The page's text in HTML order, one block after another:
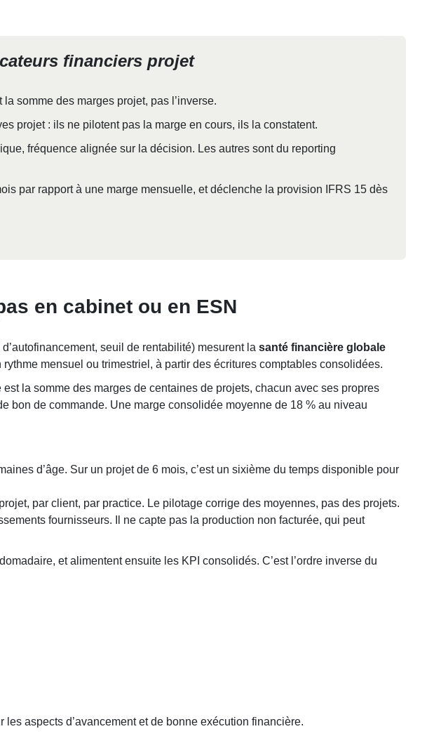
financiers projet
somme des marges projet, pas l’inverse.
projet : ils ne pilotent pas la marge en cours, ils la constatent.
fréquence alignée sur la décision. Les autres sont du reporting
par rapport à une marge mensuelle, et déclenche la provision IFRS 15 dès
en cabinet ou en ESN
seuil de rentabilité) mesurent la santé financière globale
mensuel ou trimestriel, à partir des écritures comptables consolidées.
la somme des marges de centaines de projets, chacun avec ses propres
bon de commande. Une marge consolidée moyenne de 18 % au niveau
d’âge. Sur un projet de 6 mois, c’est un sixième du temps disponible pour
par client, par practice. Le pilotage corrige des moyennes, pas des projets.
fournisseurs. Il ne capte pas la production non facturée, qui peut
et alimentent ensuite les KPI consolidés. C’est l’ordre inverse du
aspects d’avancement et de bonne exécution financière.